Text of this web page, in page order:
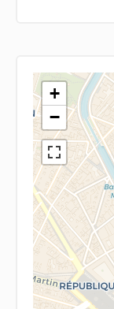
+
−